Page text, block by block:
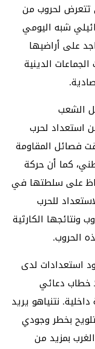
تتعرض لحروب من
شبه اليومي
على أراضيها
الدينية
الشعب
استعداد لحرب
فصائل المقاومة
كما أن حركة
على سلطتها في
للحرب
ونتائجها الكارثية
الحروب.
استعدادات لدى
خطاب دعائي
نتنياهو يريد
بخطر وجودي
بمزيد من